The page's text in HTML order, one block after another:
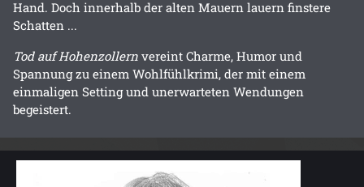
Hand. Doch innerhalb der alten Mauern lauern finstere
Schatten ...
Tod auf Hohenzollern vereint Charme, Humor und
Spannung zu einem Wohlfühlkrimi, der mit einem
einmaligen Setting und unerwarteten Wendungen
begeistert.